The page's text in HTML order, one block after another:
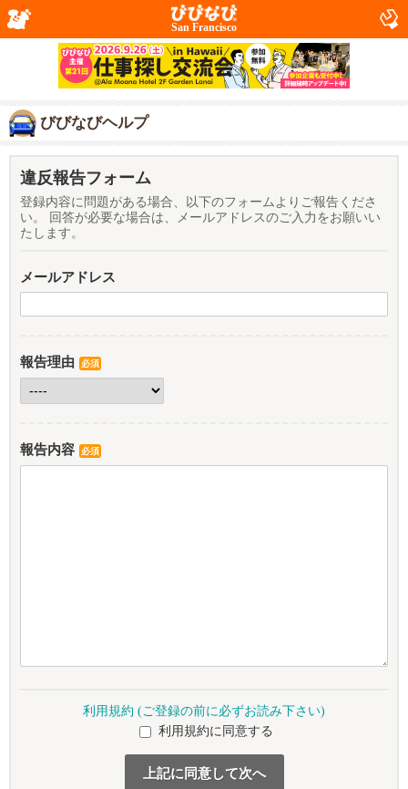
San Francisco
びびなびヘルプ
違反報告フォーム
登録内容に問題がある場合、以下のフォームよりご報告くださ
い。 回答が必要な場合は、メールアドレスのご入力をお願いい
たします。
メールアドレス
報告理由 必須
報告内容 必須
利用規約 (ご登録の前に必ずお読み下さい)
利用規約に同意する